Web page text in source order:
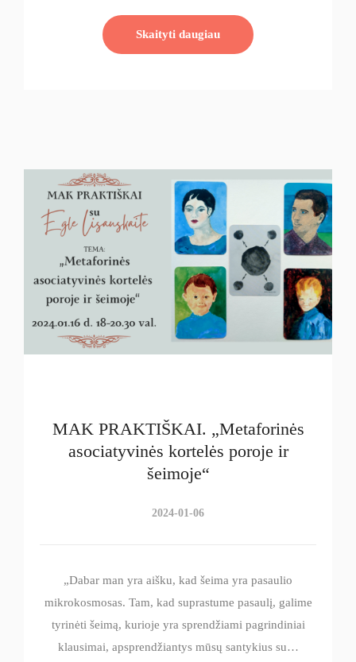
Skaityti daugiau
MAK PRAKTIŠKAI. „Metaforinės
asociatyvinės kortelės poroje ir
šeimoje“
2024-01-06
„Dabar man yra aišku, kad šeima yra pasaulio
mikrokosmosas. Tam, kad suprastume pasaulį, galime
tyrinėti šeimą, kurioje yra sprendžiami pagrindiniai
klausimai, apsprendžiantys mūsų santykius su…